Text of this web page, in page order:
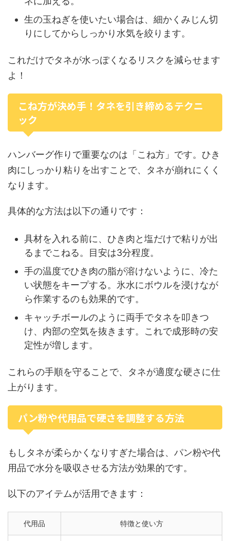
生の玉ねぎを使いたい場合は、細かくみじん切
りにしてからしっかり水気を絞ります。
これだけでタネが水っぽくなるリスクを減らせます
よ！
こね方が決め手！タネを引き締めるテクニ
ック
ハンバーグ作りで重要なのは「こね方」です。ひき
肉にしっかり粘りを出すことで、タネが崩れにくく
なります。
具体的な方法は以下の通りです：
具材を入れる前に、ひき肉と塩だけで粘りが出
るまでこねる。目安は3分程度。
手の温度でひき肉の脂が溶けないように、冷た
い状態をキープする。氷水にボウルを浸けなが
ら作業するのも効果的です。
キャッチボールのように両手でタネを叩きつ
け、内部の空気を抜きます。これで成形時の安
定性が増します。
これらの手順を守ることで、タネが適度な硬さに仕
上がります。
パン粉や代用品で硬さを調整する方法
もしタネが柔らかくなりすぎた場合は、パン粉や代
用品で水分を吸収させる方法が効果的です。
以下のアイテムが活用できます：
代用品 特徴と使い方